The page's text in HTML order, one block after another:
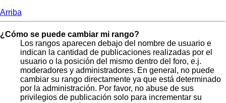
Arriba
¿Cómo se puede cambiar mi rango?
Los rangos aparecen debajo del nombre de usuario e
indican la cantidad de publicaciones realizadas por el
usuario o la posición del mismo dentro del foro, e.j.
moderadores y administradores. En general, no puede
cambiar su rango directamente ya que está determinado
por la administración. Por favor, no abuse de sus
privilegios de publicación solo para incrementar su